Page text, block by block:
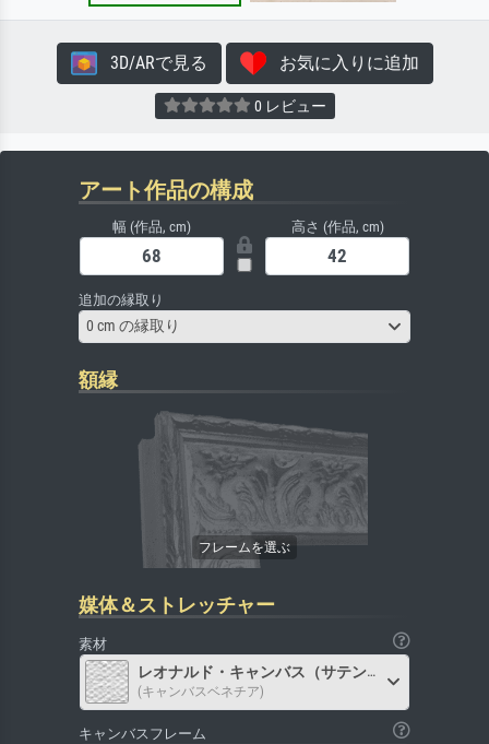
3D/ARで見る お気に入りに追加
0 レビュー
アート作品の構成
幅 (作品, cm) 高さ (作品, cm)
追加の縁取り
0 cm の縁取り
額縁
媒体＆ストレッチャー
素材
レオナルド・キャンバス（サテン）
(キャンバスベネチア)
キャンバスフレーム